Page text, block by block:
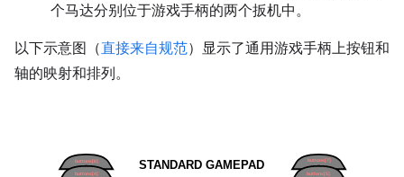
个马达分别位于游戏手柄的两个扳机中。
以下示意图（直接来自规范）显示了通用游戏手柄上按钮和
轴的映射和排列。